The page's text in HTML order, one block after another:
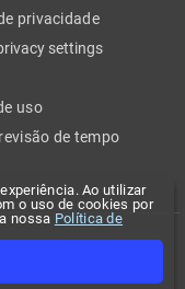
Ao utilizar
o uso de cookies por
nossa Política de
privacidade
settings
uso
de tempo
reservados.